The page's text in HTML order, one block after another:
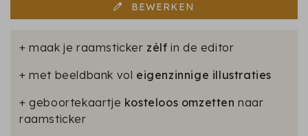
BEWERKEN
+ maak je raamsticker zélfin de editor
+ met beeldbank vol eigenzinnige illustraties
+ geboortekaartje kosteloos omzettennaar
raamsticker